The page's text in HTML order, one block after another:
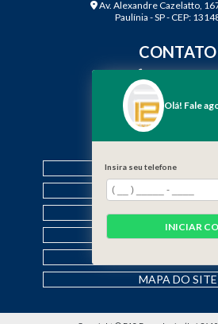
Av. Alexandre Cazelatto,
Paulínia - SP - CEP:
CONTATO
(19) 3888-2923
(19) 99968-7979
MENU
HOME
QUEM SOMOS
SERVIÇOS
CONTATO
MAPA DO SITE
Olá! Fale
Insira seu telefone
INICIAR